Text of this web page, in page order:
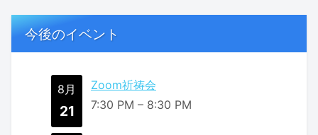
今後のイベント
8月
21
Zoom祈祷会
7:30 PM – 8:30 PM